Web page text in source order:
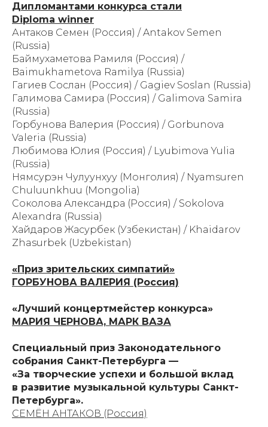
Дипломантами конкурса стали
Diploma winner
Антаков Семен (Россия) / Antakov Semen
(Russia)
Баймухаметова Рамиля (Россия) /
Baimukhametova Ramilya (Russia)
Гагиев Сослан (Россия) / Gagiev Soslan (Russia)
Галимова Самира (Россия) / Galimova Samira
(Russia)
Горбунова Валерия (Россия) / Gorbunova
Valeria (Russia)
Любимова Юлия (Россия) / Lyubimova Yulia
(Russia)
Нямсурэн Чулуунхуу (Монголия) / Nyamsuren
Chuluunkhuu (Mongolia)
Соколова Александра (Россия) / Sokolova
Alexandra (Russia)
Хайдаров Жасурбек (Узбекистан) / Khaidarov
Zhasurbek (Uzbekistan)
«Приз зрительских симпатий»
ГОРБУНОВА ВАЛЕРИЯ (Россия)
«Лучший концертмейстер конкурса»
МАРИЯ ЧЕРНОВА, МАРК ВАЗА
Специальный приз Законодательного
собрания Санкт-Петербурга —
«За творческие успехи и большой вклад
в развитие музыкальной культуры Санкт-
Петербурга».
СЕМЁН АНТАКОВ (Россия)